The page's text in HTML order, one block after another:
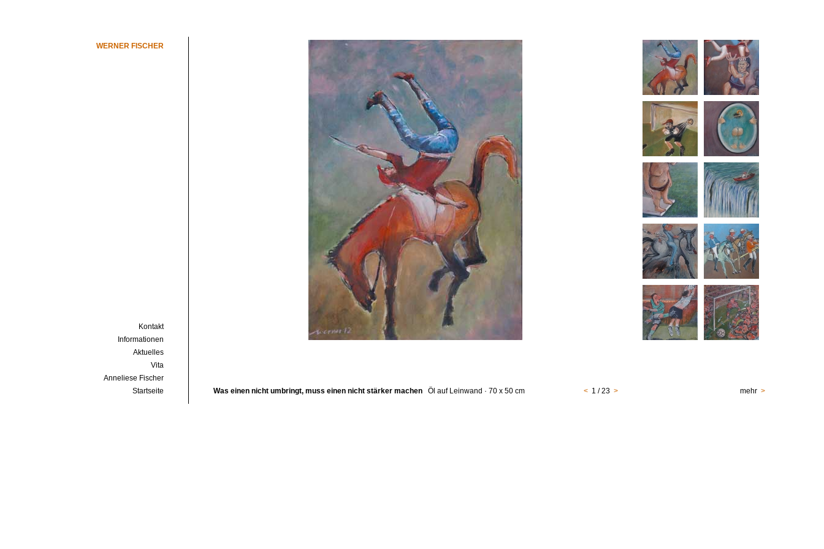
WERNER FISCHER
Kontakt
Informationen
Aktuelles
Vita
Anneliese Fischer
Startseite
mehr >
Was einen nicht umbringt, muss einen nicht stärker machen Öl auf Leinwand · 70 x 50 cm < 1 / 23 >